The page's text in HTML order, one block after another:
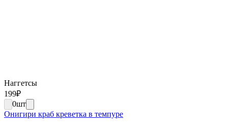
Наггетсы
199₽
0шт
Онигири краб креветка в темпуре